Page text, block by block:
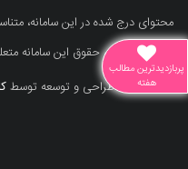
محتوای درج شده در این سامانه،
تمامی حقوق این سامانه
طراحی و توسعه توسط
پربازدیدترین مطالب
هفته